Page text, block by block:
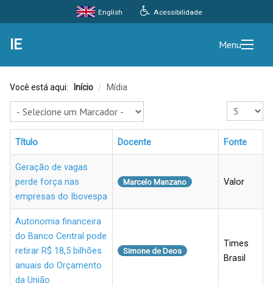
Acessibilidade
English
IE Menu
Você está aqui: Início / Mídia
Exibir #
Título Docente Fonte
Geração de vagas
perde força nas
empresas do Ibovespa
Marcelo Manzano Valor
Autonomia financeira
do Banco Central pode
retirar R$ 18,5 bilhões
anuais do Orçamento
da União
Simone de Deos
Times
Brasil